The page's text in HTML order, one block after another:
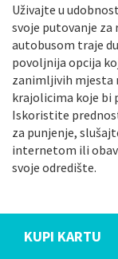
Uživajte u
svoje putovanje za
autobusom traje
povoljnija opcija
zanimljivih mjesta
krajolicima koje bi
Iskoristite
za punjenje,
internetom ili
svoje odredište.
KUPI KARTU